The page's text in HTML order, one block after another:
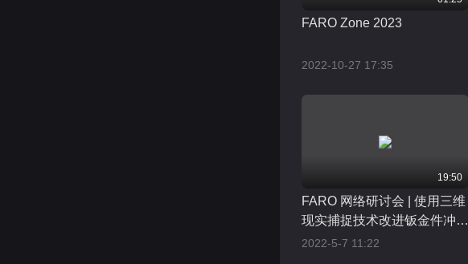
FARO Zone 2023
2022-10-27 17:35
19:50
FARO 网络研讨会 | 使用三维
现实捕捉技术改进钣金件冲压
作业流程
2022-5-7 11:22